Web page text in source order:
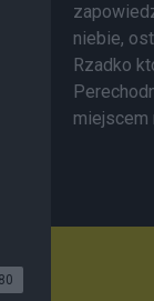
80
niebie,
Rzadko
miejscem